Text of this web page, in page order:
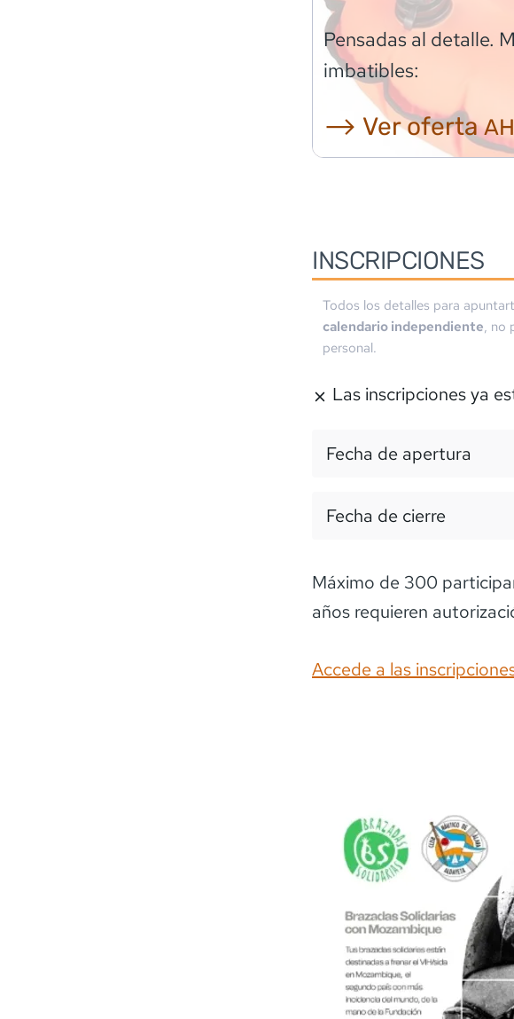
Pensadas al detalle.
imbatibles:
⟶ Ver oferta
INSCRIPCIONES
Todos los detalles para
calendario independiente, no
personal.
Las inscripciones ya
Fecha de apertura
Fecha de cierre
Máximo de 300
años requieren
Accede a las